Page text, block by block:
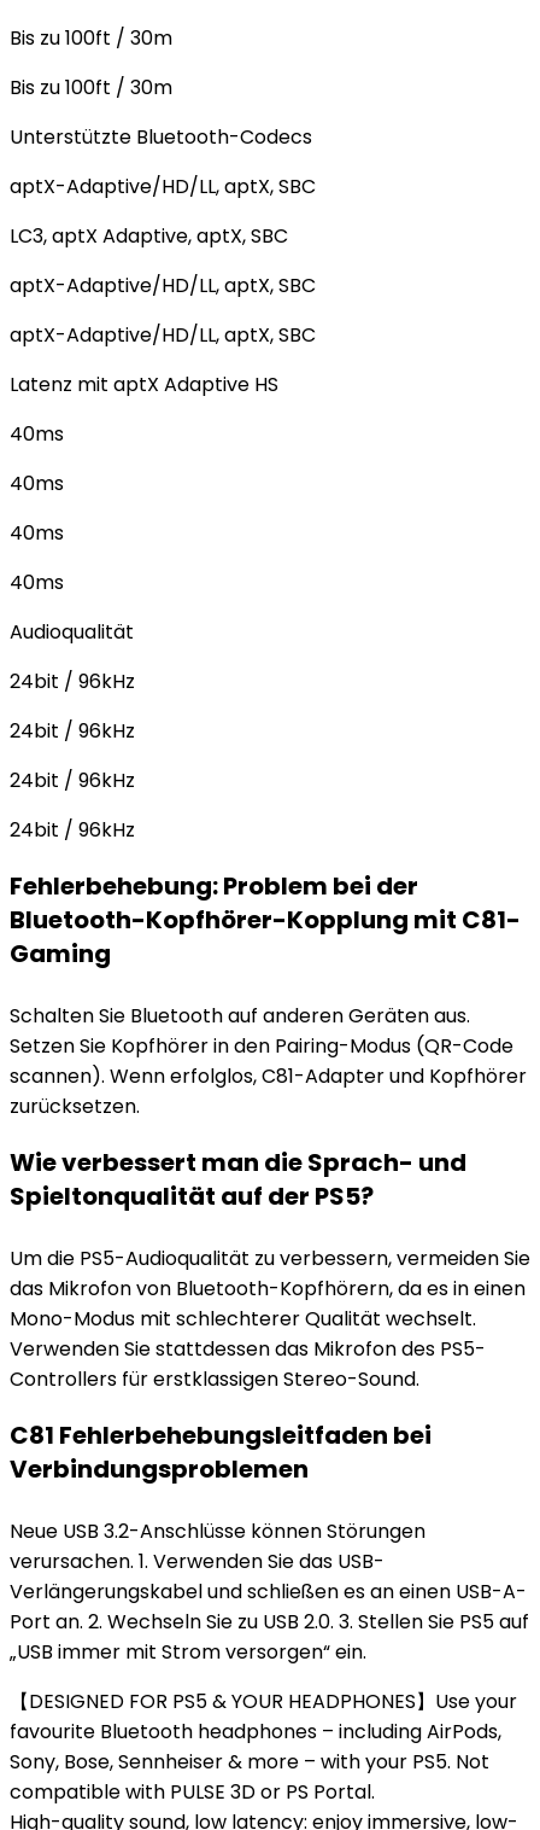
Bis zu 100ft / 30m
Bis zu 100ft / 30m
Unterstützte Bluetooth-Codecs
aptX-Adaptive/HD/LL, aptX, SBC
LC3, aptX Adaptive, aptX, SBC
aptX-Adaptive/HD/LL, aptX, SBC
aptX-Adaptive/HD/LL, aptX, SBC
Latenz mit aptX Adaptive HS
40ms
40ms
40ms
40ms
Audioqualität
24bit / 96kHz
24bit / 96kHz
24bit / 96kHz
24bit / 96kHz
Fehlerbehebung: Problem bei der
Bluetooth-Kopfhörer-Kopplung mit C81-
Gaming
Schalten Sie Bluetooth auf anderen Geräten aus.
Setzen Sie Kopfhörer in den Pairing-Modus (QR-Code
scannen). Wenn erfolglos, C81-Adapter und Kopfhörer
zurücksetzen.
Wie verbessert man die Sprach- und
Spieltonqualität auf der PS5?
Um die PS5-Audioqualität zu verbessern, vermeiden Sie
das Mikrofon von Bluetooth-Kopfhörern, da es in einen
Mono-Modus mit schlechterer Qualität wechselt.
Verwenden Sie stattdessen das Mikrofon des PS5-
Controllers für erstklassigen Stereo-Sound.
C81 Fehlerbehebungsleitfaden bei
Verbindungsproblemen
Neue USB 3.2-Anschlüsse können Störungen
verursachen. 1. Verwenden Sie das USB-
Verlängerungskabel und schließen es an einen USB-A-
Port an. 2. Wechseln Sie zu USB 2.0. 3. Stellen Sie PS5 auf
„USB immer mit Strom versorgen“ ein.
【DESIGNED FOR PS5 & YOUR HEADPHONES】Use your
favourite Bluetooth headphones – including AirPods,
Sony, Bose, Sennheiser & more – with your PS5. Not
compatible with PULSE 3D or PS Portal.
High-quality sound, low latency: enjoy immersive, low-